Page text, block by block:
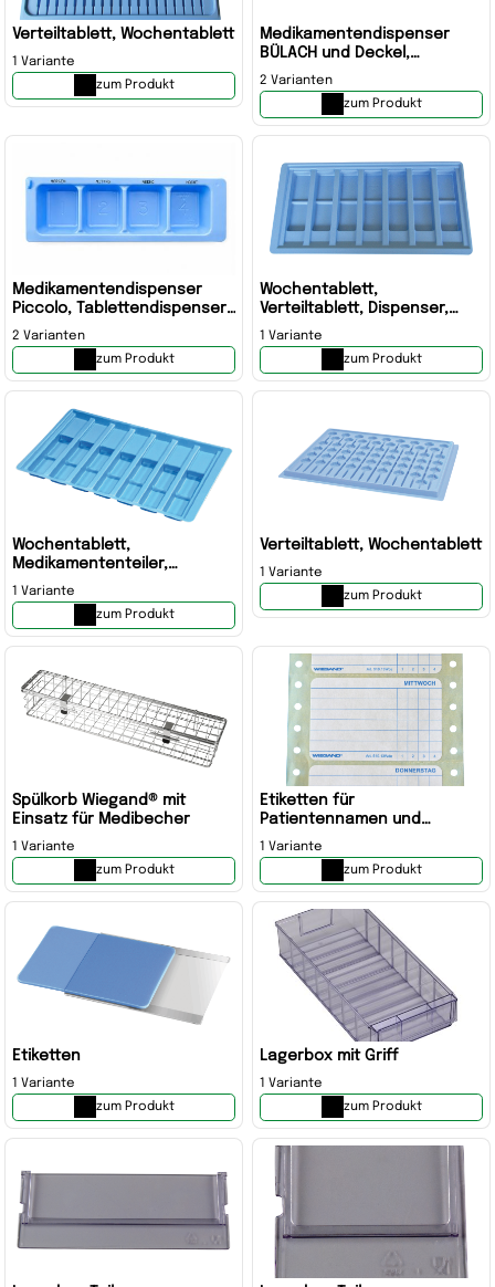
Verteiltablett, Wochentablett
1 Variante
zum Produkt
Medikamentendispenser
BÜLACH und Deckel,
Dispenser, Morgen, Mittag
Abend, Nacht
2 Varianten
zum Produkt
Medikamentendispenser
Piccolo, Tablettendispenser,
Arzneimitteldosierer
2 Varianten
zum Produkt
Wochentablett,
Verteiltablett, Dispenser,
Piccolo
1 Variante
zum Produkt
Wochentablett,
Medikamententeiler,
Dispenser
1 Variante
zum Produkt
Verteiltablett, Wochentablett
1 Variante
zum Produkt
Spülkorb Wiegand® mit
Einsatz für Medibecher
1 Variante
zum Produkt
Etiketten für
Patientennamen und
Medikation,
Patientenetiketten
1 Variante
zum Produkt
Etiketten
1 Variante
zum Produkt
Lagerbox mit Griff
1 Variante
zum Produkt